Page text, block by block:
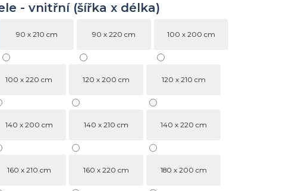
- vnitřní (šířka x délka)
90 x 210 cm 90 x 220 cm 100 x 200 cm
100 x 220 cm 120 x 200 cm 120 x 210 cm
140 x 200 cm 140 x 210 cm 140 x 220 cm
160 x 210 cm 160 x 220 cm 180 x 200 cm